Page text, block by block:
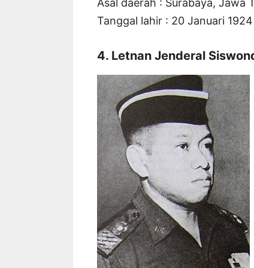
Asal daerah : Surabaya, Jawa
Tanggal lahir : 20 Januari 1924
4. Letnan Jenderal